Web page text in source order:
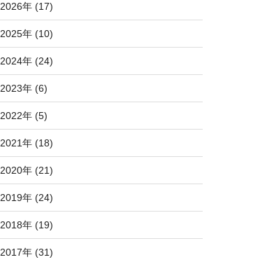
2026年 (17)
2025年 (10)
2024年 (24)
2023年 (6)
2022年 (5)
2021年 (18)
2020年 (21)
2019年 (24)
2018年 (19)
2017年 (31)